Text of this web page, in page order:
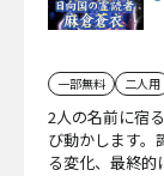
一部無料 二人用
2人の名前に宿
び動かします。
る変化、最終的